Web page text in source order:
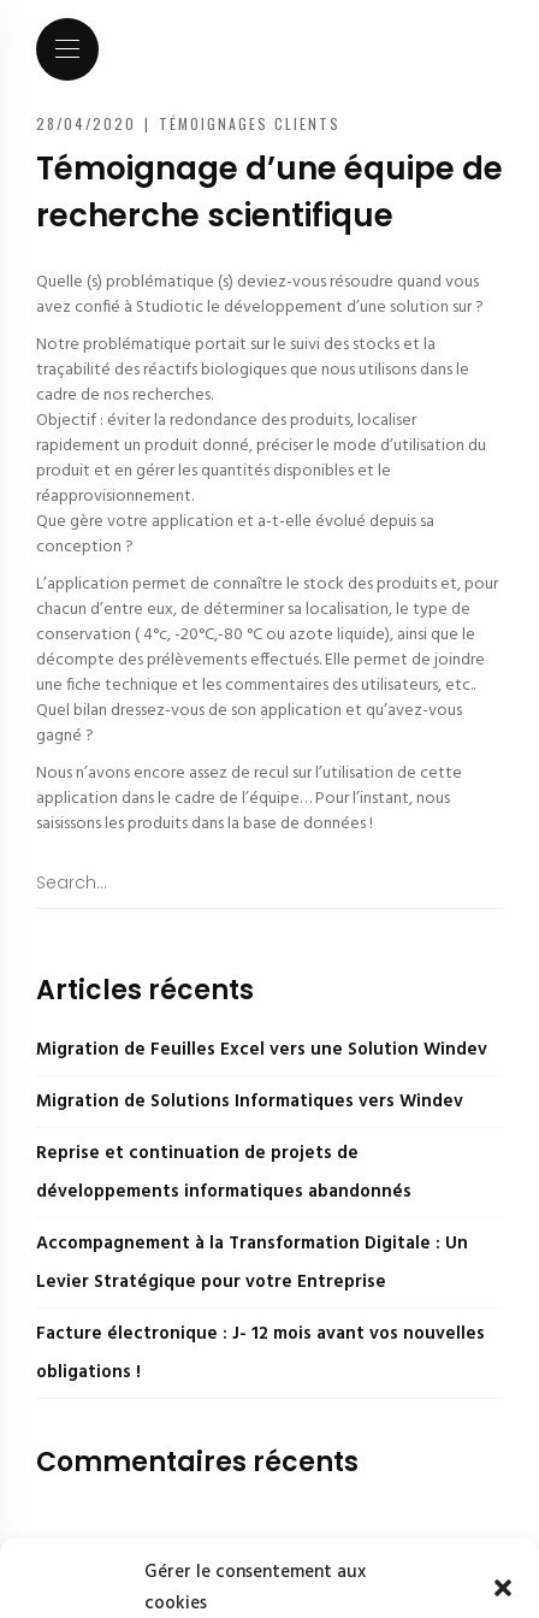
Gérer le consentement aux
cookies
28/04/2020 | TÉMOIGNAGES CLIENTS
Témoignage d’une équipe de
recherche scientifique
Quelle (s) problématique (s) deviez-vous résoudre quand vous
avez confié à Studiotic le développement d’une solution sur ?
Notre problématique portait sur le suivi des stocks et la
traçabilité des réactifs biologiques que nous utilisons dans le
cadre de nos recherches.
Objectif : éviter la redondance des produits, localiser
rapidement un produit donné, préciser le mode d’utilisation du
produit et en gérer les quantités disponibles et le
réapprovisionnement.
Que gère votre application et a-t-elle évolué depuis sa
conception ?
L’application permet de connaître le stock des produits et, pour
chacun d’entre eux, de déterminer sa localisation, le type de
conservation ( 4°c, -20°C,-80 °C ou azote liquide), ainsi que le
décompte des prélèvements effectués. Elle permet de joindre
une fiche technique et les commentaires des utilisateurs, etc..
Quel bilan dressez-vous de son application et qu’avez-vous
gagné ?
Nous n’avons encore assez de recul sur l’utilisation de cette
application dans le cadre de l’équipe… Pour l’instant, nous
saisissons les produits dans la base de données !
Articles récents
Migration de Feuilles Excel vers une Solution Windev
Migration de Solutions Informatiques vers Windev
Reprise et continuation de projets de
développements informatiques abandonnés
Accompagnement à la Transformation Digitale : Un
Levier Stratégique pour votre Entreprise
Facture électronique : J- 12 mois avant vos nouvelles
obligations !
Commentaires récents